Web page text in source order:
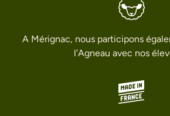
A Mérignac, nous participons
l’Agneau avec nos